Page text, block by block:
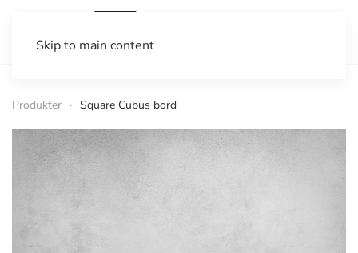
Skip to main content
Produkter Square Cubus bord